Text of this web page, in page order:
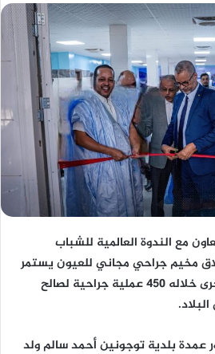
مع الندوة العالمية للشباب
مخيم جراحي مجاني للعيون يستمر
ثلاثة أيام، من المقرر أن تُجرى خلاله 450 عملية جراحية لصالح
عمدة بلدية توجونين أحمد سالم ولد